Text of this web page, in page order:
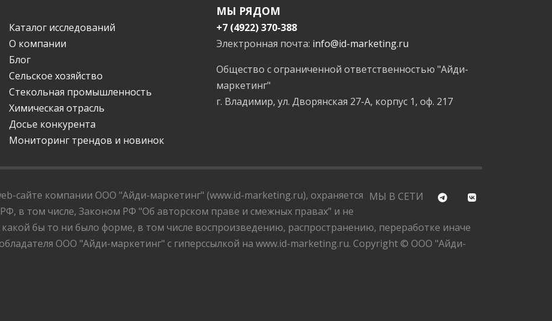
Каталог исследований
О компании
Блог
Сельское хозяйство
Стекольная промышленность
Химическая отрасль
Досье конкурента
Мониторинг трендов и новинок
МЫ РЯДОМ
+7 (4922) 370-388
Электронная почта: info@id-marketing.ru
Общество с ограниченной ответственностью "Айди-
маркетинг"
г. Владимир, ул. Дворянская 27-А, корпус 1, оф. 217
МЫ В СЕТИ
сайте компании ООО "Айди-маркетинг" (www.id-marketing.ru), охраняется
в том числе, Законом РФ "Об авторском праве и смежных правах" и не
бы то ни было форме, в том числе воспроизведению, распространению, переработке иначе
ООО "Айди-маркетинг" с гиперссылкой на www.id-marketing.ru. Copyright © ООО "Айди-